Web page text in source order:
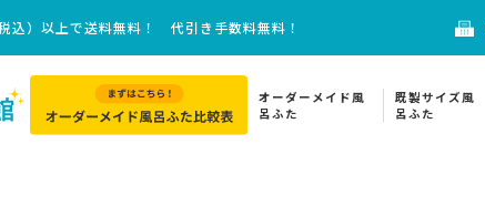
込）以上で送料無料！ 代引き手数料無料！
オーダーメイド風
呂ふた
既製サイズ風
呂ふた